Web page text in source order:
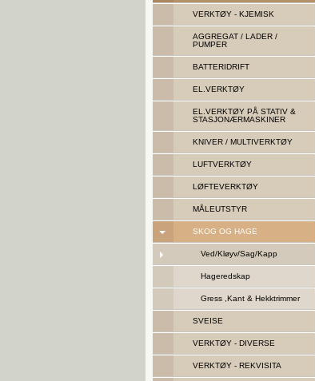
VERKTØY - KJEMISK
AGGREGAT / LADER /
PUMPER
BATTERIDRIFT
EL.VERKTØY
EL.VERKTØY PÅ STATIV &
STASJONÆRMASKINER
KNIVER / MULTIVERKTØY
LUFTVERKTØY
LØFTEVERKTØY
MÅLEUTSTYR
SKOG OG HAGE
Ved/Kløyv/Sag/Kapp
Hageredskap
Gress ,Kant & Hekktrimmer
SVEISE
VERKTØY - DIVERSE
VERKTØY - REKVISITA